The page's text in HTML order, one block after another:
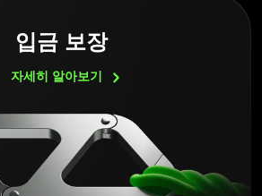
입금 보장
자세히 알아보기